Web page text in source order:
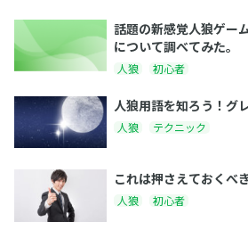
話題の新感覚人狼ゲー
について調べてみた。
人狼 初心者
人狼用語を知ろう！グ
人狼 テクニック
これは押さえておくべ
人狼 初心者